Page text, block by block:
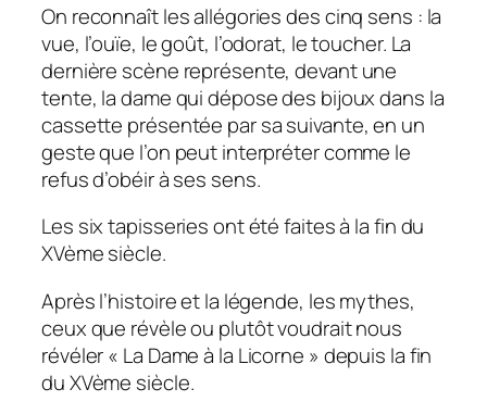
On reconnaît les allégories des cinq sens : la
vue, l’ouïe, le goût, l’odorat, le toucher. La
dernière scène représente, devant une
tente, la dame qui dépose des bijoux dans la
cassette présentée par sa suivante, en un
geste que l’on peut interpréter comme le
refus d’obéir à ses sens.
Les six tapisseries ont été faites à la fin du
XVème siècle.
Après l’histoire et la légende, les mythes,
ceux que révèle ou plutôt voudrait nous
révéler « La Dame à la Licorne » depuis la fin
du XVème siècle.